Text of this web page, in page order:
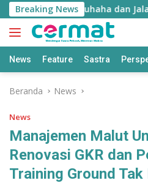
Langsung
ke
konten
Breaking News
Falsafah Hatuhaha dan Jalan
News Feature Sastra
Beranda News
News
Manajemen Malut
Renovasi GKR dan
Training Ground Tak